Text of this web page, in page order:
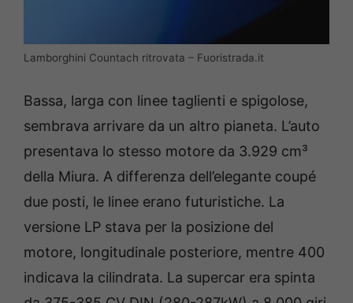
Lamborghini Countach ritrovata – Fuoristrada.it
Bassa, larga con linee taglienti e spigolose,
sembrava arrivare da un altro pianeta. L’auto
presentava lo stesso motore da 3.929 cm³
della Miura. A differenza dell’elegante coupé
due posti, le linee erano futuristiche. La
versione LP stava per la posizione del
motore, longitudinale posteriore, mentre 400
indicava la cilindrata. La supercar era spinta